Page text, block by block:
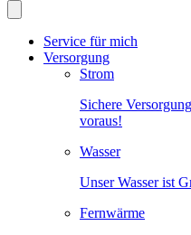
Service für mich
Versorgung
Strom
Sichere
voraus!
Wasser
Unser Wasser ist
Fernwärme